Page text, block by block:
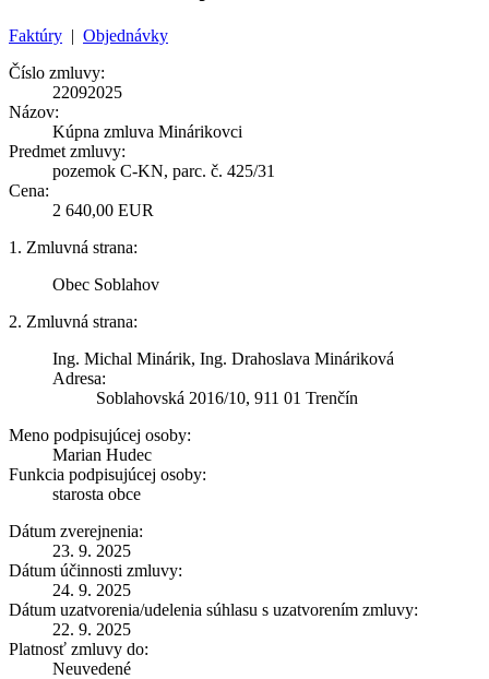
Faktúry | Objednávky
Číslo zmluvy:
22092025
Názov:
Kúpna zmluva Minárikovci
Predmet zmluvy:
pozemok C-KN, parc. č. 425/31
Cena:
2 640,00 EUR
1. Zmluvná strana:
Obec Soblahov
2. Zmluvná strana:
Ing. Michal Minárik, Ing. Drahoslava Mináriková
Adresa:
Soblahovská 2016/10, 911 01 Trenčín
Meno podpisujúcej osoby:
Marian Hudec
Funkcia podpisujúcej osoby:
starosta obce
Dátum zverejnenia:
23. 9. 2025
Dátum účinnosti zmluvy:
24. 9. 2025
Dátum uzatvorenia/udelenia súhlasu s uzatvorením zmluvy:
22. 9. 2025
Platnosť zmluvy do:
Neuvedené